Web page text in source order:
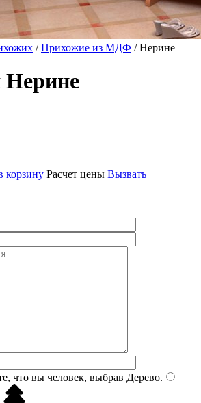
/Прихожие из МДФ / Нерине
корзину Расчет цены Вызвать
что вы человек, выбрав Дерево.